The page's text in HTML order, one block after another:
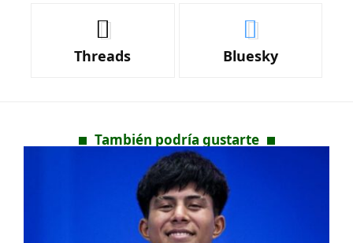
Threads Bluesky
También podría gustarte